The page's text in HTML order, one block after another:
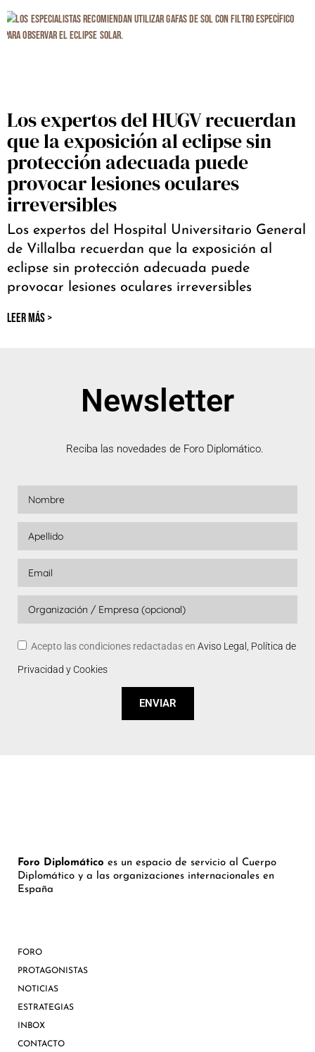
Los expertos del HUGV recuerdan
que la exposición al eclipse sin
protección adecuada puede
provocar lesiones oculares
irreversibles
Los expertos del Hospital Universitario General
de Villalba recuerdan que la exposición al
eclipse sin protección adecuada puede
provocar lesiones oculares irreversibles
LEER MÁS >
Newsletter
Reciba las novedades de Foro Diplomático.
Acepto las condiciones redactadas en Aviso Legal, Política de
Privacidad y Cookies
ENVIAR
Foro Diplomático es un espacio de servicio al Cuerpo
Diplomático y a las organizaciones internacionales en
España
FORO
PROTAGONISTAS
NOTICIAS
ESTRATEGIAS
INBOX
CONTACTO